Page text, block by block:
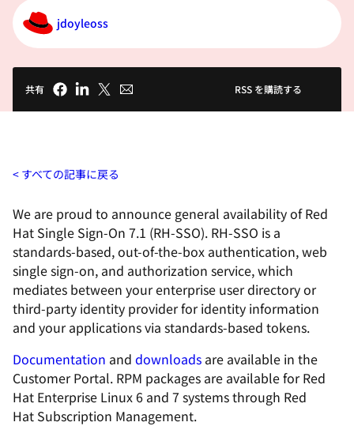
い
jdoyleoss
共有 RSS を購読する
すべての記事に戻る
We are proud to announce general availability of Red
Hat Single Sign-On 7.1 (RH-SSO). RH-SSO is a
standards-based, out-of-the-box authentication, web
single sign-on, and authorization service, which
mediates between your enterprise user directory or
third-party identity provider for identity information
and your applications via standards-based tokens.
Documentation and downloads are available in the
Customer Portal. RPM packages are available for Red
Hat Enterprise Linux 6 and 7 systems through Red
Hat Subscription Management.